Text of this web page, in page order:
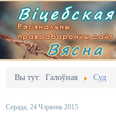
Віцебская
Рэгіянальны
праваабарончы сайт
Вясна
Вы тут: Галоўная Суд
Серада, 24 Чэрвень 2015
Галоўная
Адміністрацыйны перасьлед
Выданьні